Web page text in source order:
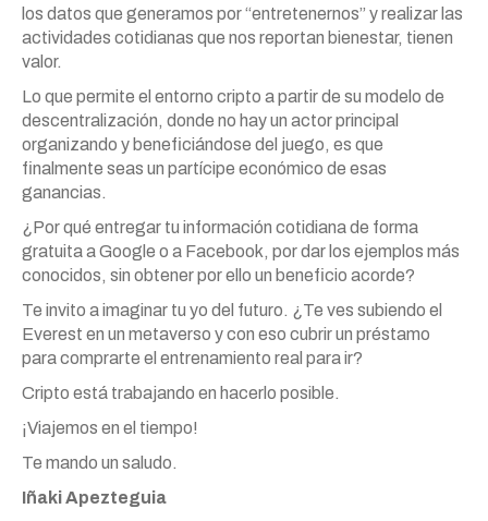
los datos que generamos por “entretenernos” y realizar las
actividades cotidianas que nos reportan bienestar, tienen
valor.
Lo que permite el entorno cripto a partir de su modelo de
descentralización, donde no hay un actor principal
organizando y beneficiándose del juego, es que
finalmente seas un partícipe económico de esas
ganancias.
¿Por qué entregar tu información cotidiana de forma
gratuita a Google o a Facebook, por dar los ejemplos más
conocidos, sin obtener por ello un beneficio acorde?
Te invito a imaginar tu yo del futuro. ¿Te ves subiendo el
Everest en un metaverso y con eso cubrir un préstamo
para comprarte el entrenamiento real para ir?
Cripto está trabajando en hacerlo posible.
¡Viajemos en el tiempo!
Te mando un saludo.
Iñaki Apezteguia